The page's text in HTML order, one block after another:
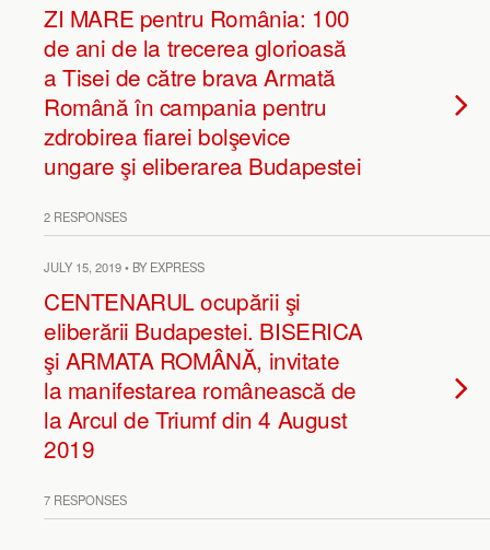
ZI MARE pentru România: 100
de ani de la trecerea glorioasă
a Tisei de către brava Armată
Română în campania pentru
zdrobirea fiarei bolşevice
ungare şi eliberarea Budapestei
2 RESPONSES
JULY 15, 2019 • BY EXPRESS
CENTENARUL ocupării şi
eliberării Budapestei. BISERICA
şi ARMATA ROMÂNĂ, invitate
la manifestarea românească de
la Arcul de Triumf din 4 August
2019
7 RESPONSES